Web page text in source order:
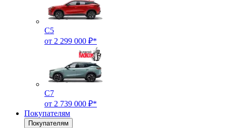
C5
от 2 299 000 ₽*
C7
от 2 739 000 ₽*
Покупателям
Покупателям